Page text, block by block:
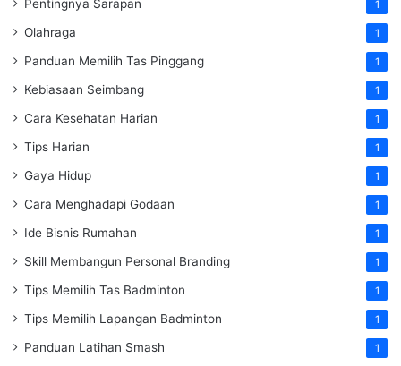
Pentingnya Sarapan 1
Olahraga 1
Panduan Memilih Tas Pinggang 1
Kebiasaan Seimbang 1
Cara Kesehatan Harian 1
Tips Harian 1
Gaya Hidup 1
Cara Menghadapi Godaan 1
Ide Bisnis Rumahan 1
Skill Membangun Personal Branding 1
Tips Memilih Tas Badminton 1
Tips Memilih Lapangan Badminton 1
Panduan Latihan Smash 1